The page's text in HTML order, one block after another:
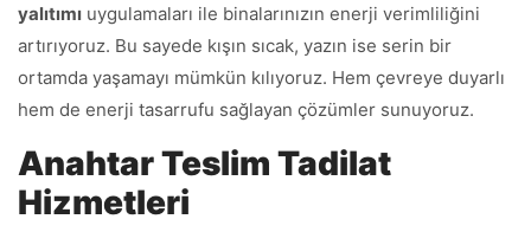
yalıtımı uygulamaları ile binalarınızın enerji verimliliğini
artırıyoruz. Bu sayede kışın sıcak, yazın ise serin bir
ortamda yaşamayı mümkün kılıyoruz. Hem çevreye duyarlı
hem de enerji tasarrufu sağlayan çözümler sunuyoruz.
Anahtar Teslim Tadilat
Hizmetleri